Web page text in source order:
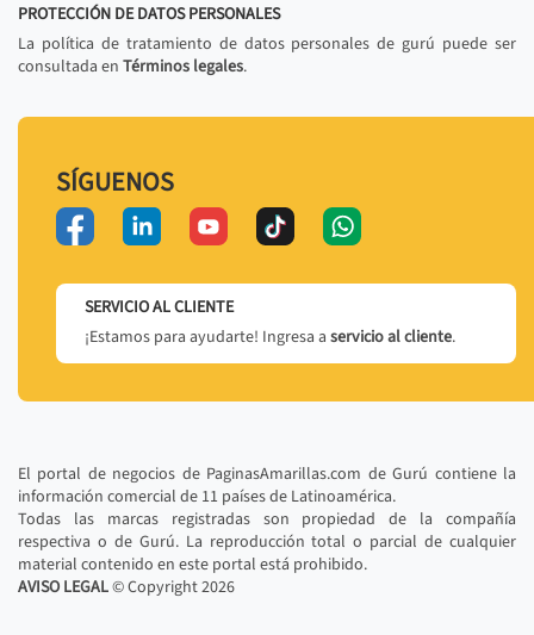
PROTECCIÓN DE DATOS PERSONALES
La política de tratamiento de datos personales de gurú puede ser
consultada en Términos legales.
SÍGUENOS
SERVICIO AL CLIENTE
¡Estamos para ayudarte! Ingresa a servicio al cliente.
El portal de negocios de PaginasAmarillas.com de Gurú contiene la
información comercial de 11 países de Latinoamérica.
Todas las marcas registradas son propiedad de la compañía
respectiva o de Gurú. La reproducción total o parcial de cualquier
material contenido en este portal está prohibido.
AVISO LEGAL© Copyright2026